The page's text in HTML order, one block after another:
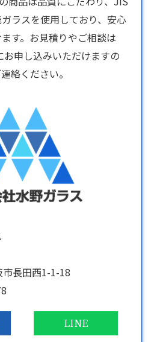
ラスを使用しており、安心
す。お見積りやご相談は
申し込みいただけますの
絡ください。
長田西1-1-18
LINE